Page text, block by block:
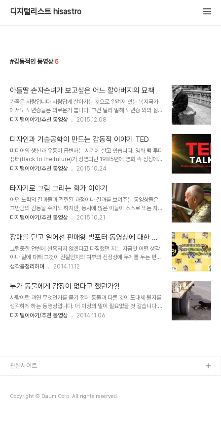
디지털리스트 hisastro
감동적인 동영상 5
아들딸 손자손녀가 보고싶은 어느 할아버지의 묘책
가족은 사랑입니다 사람답게 살아가는 것으로 알려져 있는 복지국가
에서도 노년층들은 외로운가 봅니다. 그건 달리 말해 노년층 외의 젊은
이들이 그만큼 바쁘게 살아간다는 것을 의미하는 것일 수 도 있을 겁니
www.theguardian.com 여튼, 최근 독일의 슈퍼마켓 체인인 에데
카(EDEKA)에서 이러한 사회적 배경을 바탕으로 제작하여 유튜브에
올린 영상이 화제를 모으고 있습니다. 보는 이들마다 대부분 감동적이
라고 이야기하고 있고... 불과 일주일 전후 된(11월 28일 업로드) 현
시점에 3천4백만 뷰를 넘겼으니 에데카 입장에선 마케팅적으로 독톡
데... 잠재의식이 어떻고... ..
디지털이야기/추천 동영상 2015.12.08
디자인과 기술공학이 만드는 감동적 이야기 TED
미디어의 생산과 유통이 급변하는 시기에 살고 있습니다. 영화 백 투더
퓨터(Back to the future)가 상영되던 1985년에 영화 속 상상에서
마저도 그 흐름은 감지하지 못했던 듯 합니다. 아마도 그 미디어의 생
표현하는 것이 적절한지는 모르겠으나- 를 한 두번 접하지 않은 현대
인은 별로 없으리라 생각합니다. TED는 모르더라도 분명 전파된 내
용을 한번쯤은 접했을 것이라는 건 결코 과한 착각은 아니라고 생각합
니다. -모르셨담 지금 부터라도 기억하시면~ ^^ 이미지 출처:
vk.com 컨텐츠의 깊이와 넓이를 아우르는 TED영상은 그 흐름이 일
넷과 유튜브를 빼놓을 수는..
디지털이야기/추천 동영상 2015.10.24
타자기로 그림 그리는 화가 이야기
어떤 노력의 결과물과 관련된 과정이나 결과를 보여주는 동영상들은
그만큼의 감동을 주기도 하지만, 동시에 많은 이들이 스스로 또는 자신
의 아래에 있다고 생각하는 이들에게 강요 아닌 강요를 하게 합니다.
냐고, 또는 하면 할 수 있다고...!! 타이핑을 통해 멋진 그림을 그리는
폴스미스라고 하는 어느 뇌성마비 장애인의 모습을 담은 아래의 동영
상에서도 그런 일들이 벌어질지 모릅니다. 하지만... 그런 생각일랑 마
시고 그냥 편안하게 보셨으면 합니다. 동영상의 주인공 역시 그것을 말
하고 있거든요. 동영상을 차분히 보시다 보면 영상 속 주인공이 다음과
그것 뿐이었고, 자신을..
디지털이야기/추천 동영상 2015.10.21
장애를 딛고 일어선 판매왕 빌포터 동영상에 대한 단
상
그럴듯한 언변에 현혹되지 않겠다고 다짐했던 저는 지금껏 어떤 생각
이나 말에 대해 그것이 진실인지의 여부와 진정성에 무게를 두는 편입
니다. 그래서 누군가의 이야기를 들으면 그것이 어떤 의도를 지녔는지
는 그들의 진기명기스러운 몸짓보다 그만큼의 대우 또는 댓가를 받고
있는지 의문이 들었습니다. 하지만 프로그램은 그것에 대해서는 별 의
미를 부여하지 않았죠. 때문에 저는 마치 곰이 재주 부리는 것과 뭐가
다른가라고 생각하기도 했습니다. 저의 이러한 생각을 부정적이냐고
할 수도 있을 테지만... 긍정과 부정의 논점과는 관계없이 사람으로서
생각을정리하며 2014.11.12
누가 동물에게 감정이 없다고 했던가?!
사람이란 과연 무엇인가를 묻기 전에 동물과 다른 것이 도대체 뭔지를
생각하게 하는 동영상입니다. 더 이상의 말이 필요없을 것 같습니다.
직접 보시면서 천천히 한번 생각해 보시길... 페이스북의 동영상
디지털이야기/추천 동영상 2014.11.06
Copyright © Daum Corp. All rights reserved.
관련사이트